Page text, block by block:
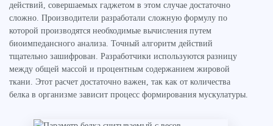
действий, совершаемых гаджетом в этом случае достаточно
сложно. Производители разработали сложную формулу по
которой производятся необходимые вычисления путем
биоимпедансного анализа. Точный алгоритм действий
тщательно зашифрован. Разработчики используются разницу
между общей массой и процентным содержанием жировой
ткани. Этот расчет достаточно важен, так как от количества
белка в организме зависит процесс формирования мускулатуры.